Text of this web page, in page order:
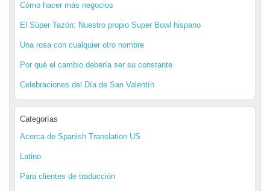
Cómo hacer más negocios
El Súper Tazón: Nuestro propio Super Bowl hispano
Una rosa con cualquier otro nombre
Por qué el cambio debería ser su constante
Celebraciones del Día de San Valentín
Categorías
Acerca de Spanish Translation US
Latino
Para clientes de traducción